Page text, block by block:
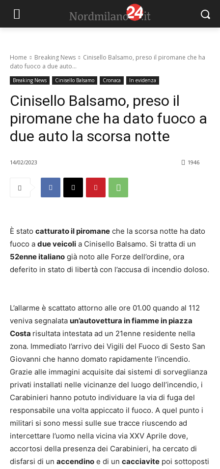
Home Breaking News
Cinisello Balsamo, preso il piromane che ha
dato fuoco a due auto...
Breaking News Cinisello Balsamo Cronaca In evidenza
Cinisello Balsamo, preso il
piromane che ha dato fuoco a
due auto la scorsa notte
14/02/2023 1946
È stato catturato il piromane che la scorsa notte ha dato
fuoco a due veicoli a Cinisello Balsamo. Si tratta di un
52enne italiano già noto alle Forze dell’ordine, ora
deferito in stato di libertà con l’accusa di incendio doloso.
L’allarme è scattato attorno alle ore 01.00 quando al 112
veniva segnalata un’autovettura in fiamme in piazza
Costa risultata intestata ad un 21enne residente nella
zona. Immediato l’arrivo dei Vigili del Fuoco di Sesto San
Giovanni che hanno domato rapidamente l’incendio.
Grazie alle immagini acquisite dai sistemi di sorveglianza
privati installati nelle vicinanze del luogo dell’incendio, i
Carabinieri hanno potuto individuare la via di fuga del
responsabile una volta appiccato il fuoco. A quel punto i
militari si sono messi sulle sue tracce riuscendo ad
intercettare l’uomo nella vicina via XXV Aprile dove,
accortosi della presenza dei Carabinieri, ha cercato di
disfarsi di un accendino e di un cacciavite poi sottoposti